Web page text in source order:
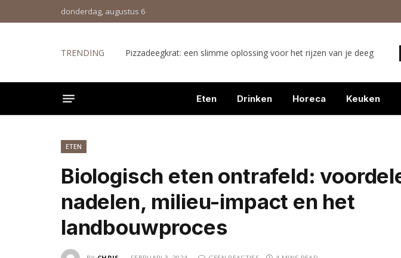
donderdag, augustus 6
TRENDING Pizzadeegkrat: een slimme oplossing voor het rijzen van je deeg
Eten Drinken Horeca Keuken
ETEN
Biologisch eten ontrafeld:
nadelen, milieu-impact en het
landbouwproces